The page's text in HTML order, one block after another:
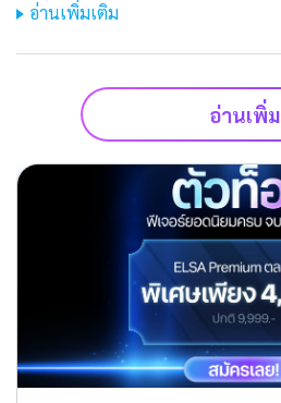
อ่านเพิ่มเติม
อ่านเพิ่ม